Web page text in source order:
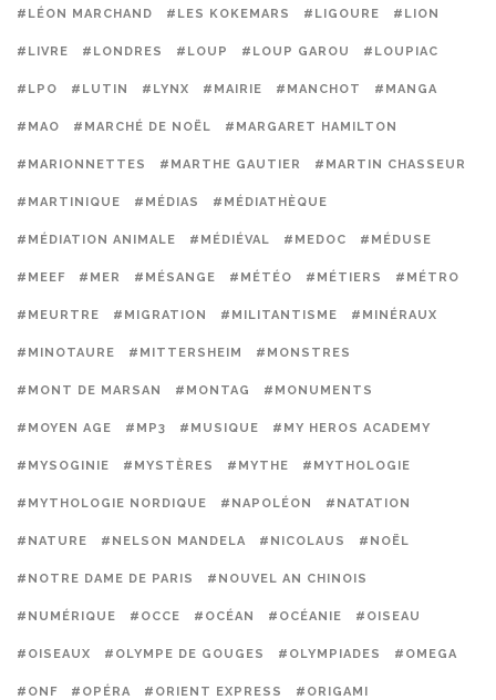
#LÉON MARCHAND #LES KOKEMARS #LIGOURE #LION
#LIVRE #LONDRES #LOUP #LOUP GAROU #LOUPIAC
#LPO #LUTIN #LYNX #MAIRIE #MANCHOT #MANGA
#MAO #MARCHÉ DE NOËL #MARGARET HAMILTON
#MARIONNETTES #MARTHE GAUTIER #MARTIN CHASSEUR
#MARTINIQUE #MÉDIAS #MÉDIATHÈQUE
#MÉDIATION ANIMALE #MÉDIÉVAL #MEDOC #MÉDUSE
#MEEF #MER #MÉSANGE #MÉTÉO #MÉTIERS #MÉTRO
#MEURTRE #MIGRATION #MILITANTISME #MINÉRAUX
#MINOTAURE #MITTERSHEIM #MONSTRES
#MONT DE MARSAN #MONTAG #MONUMENTS
#MOYEN AGE #MP3 #MUSIQUE #MY HEROS ACADEMY
#MYSOGINIE #MYSTÈRES #MYTHE #MYTHOLOGIE
#MYTHOLOGIE NORDIQUE #NAPOLÉON #NATATION
#NATURE #NELSON MANDELA #NICOLAUS #NOËL
#NOTRE DAME DE PARIS #NOUVEL AN CHINOIS
#NUMÉRIQUE #OCCE #OCÉAN #OCÉANIE #OISEAU
#OISEAUX #OLYMPE DE GOUGES #OLYMPIADES #OMEGA
#ONF #OPÉRA #ORIENT EXPRESS #ORIGAMI